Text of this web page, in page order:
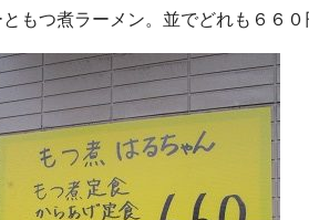
もつ煮ラーメン。並でどれも６６０